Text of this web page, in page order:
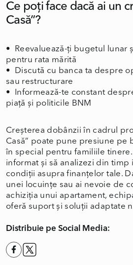
Ce poți face dacă ai un
Casă”?
• Reevaluează-ți bugetul lunar
pentru rata mărită
• Discută cu banca ta despre
sau restructurare
• Informează-te constant
piață și politicile BNM
Creșterea dobânzii în cadrul
Casă” poate pune presiune pe
în special pentru familiile
informat și să analizezi din timp
condiții asupra finanțelor tale.
unei locuințe sau ai nevoie de
achiziția unui apartament,
oferă suport și soluții adaptate
Distribuie pe Social Media: